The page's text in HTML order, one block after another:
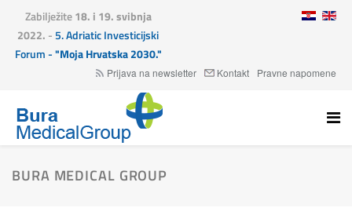
Zabilježite18. i 19. svibnja
2022. -5. Adriatic Investicijski
Forum -"Moja Hrvatska 2030."
Prijava na newsletter Kontakt Pravne napomene
BURA MEDICAL GROUP